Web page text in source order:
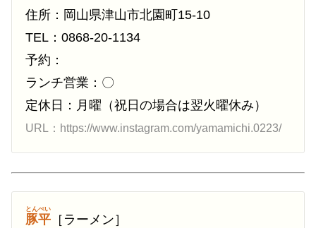
住所：岡山県津山市北園町15-10
TEL：0868-20-1134
予約：
ランチ営業：〇
定休日：月曜（祝日の場合は翌火曜休み）
URL：https://www.instagram.com/yamamichi.0223/
豚平
とんぺい
［ラーメン］